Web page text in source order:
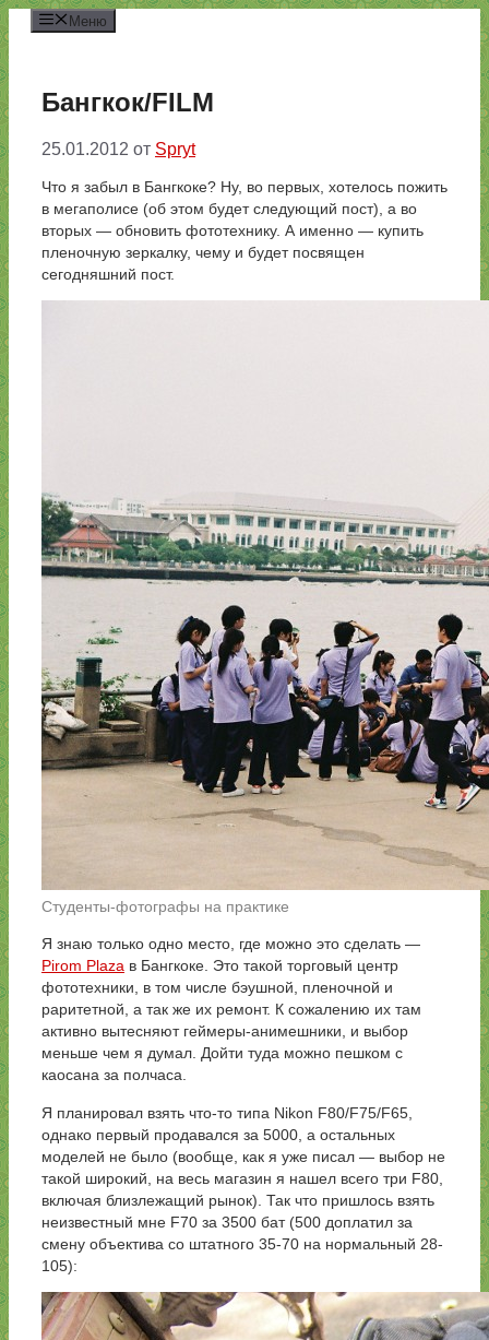
Перейти
к
содержимому
Меню
Бангкок/FILM
25.01.2012 от Spryt
Что я забыл в Бангкоке? Ну, во первых, хотелось пожить
в мегаполисе (об этом будет следующий пост), а во
вторых — обновить фототехнику. А именно — купить
пленочную зеркалку, чему и будет посвящен
сегодняшний пост.
Студенты-фотографы на практике
Я знаю только одно место, где можно это сделать —
Pirom Plaza в Бангкоке. Это такой торговый центр
фототехники, в том числе бэушной, пленочной и
раритетной, а так же их ремонт. К сожалению их там
активно вытесняют геймеры-анимешники, и выбор
меньше чем я думал. Дойти туда можно пешком с
каосана за полчаса.
Я планировал взять что-то типа Nikon F80/F75/F65,
однако первый продавался за 5000, а остальных
моделей не было (вообще, как я уже писал — выбор не
такой широкий, на весь магазин я нашел всего три F80,
включая близлежащий рынок). Так что пришлось взять
неизвестный мне F70 за 3500 бат (500 доплатил за
смену объектива со штатного 35-70 на нормальный 28-
105):